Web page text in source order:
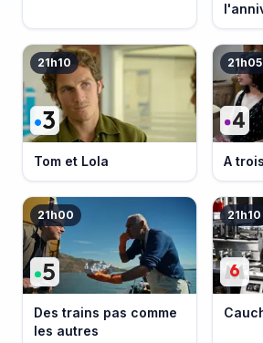
21h10
Tom et Lola
21h05
A
21h00
Des trains pas comme
les autres
21h10